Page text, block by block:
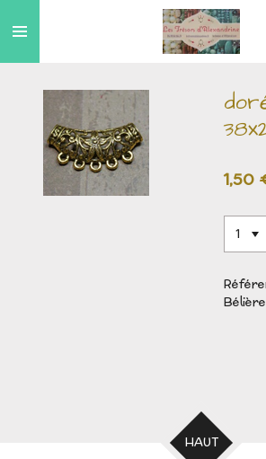
au
1,50
HAUT